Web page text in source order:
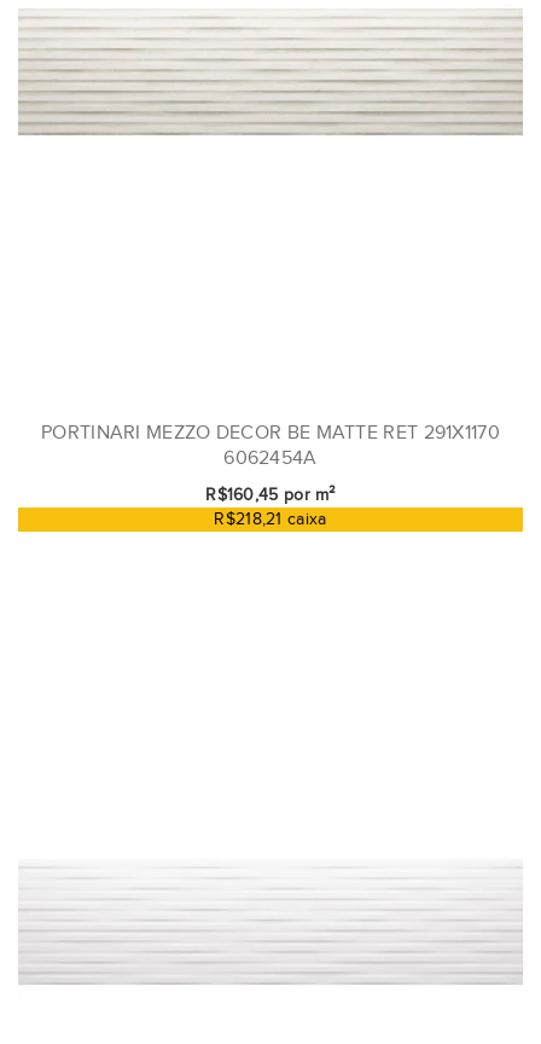
PORTINARI MEZZO DECOR BE MATTE RET 291X1170
6062454A
R$160,45 por m²
R$218,21 caixa